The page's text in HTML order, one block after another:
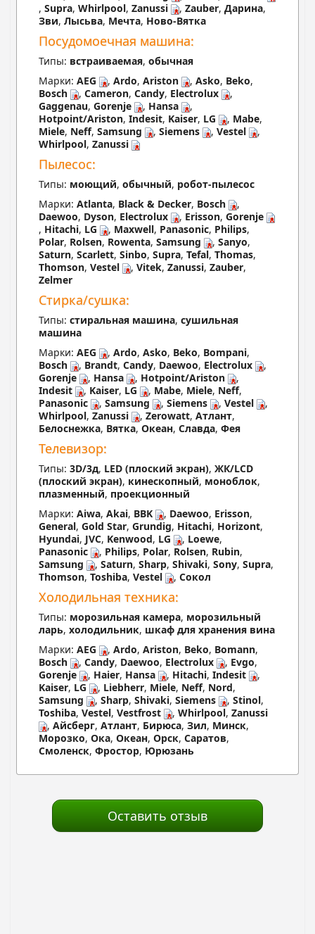
, Supra, Whirlpool, Zanussi , Zauber, Дарина,
Зви, Лысьва, Мечта, Ново-Вятка
Посудомоечная машина:
Типы: встраиваемая, обычная
Марки: AEG , Ardo, Ariston , Asko, Beko,
Bosch
, Cameron, Candy, Electrolux
,
Gaggenau, Gorenje , Hansa
,
Hotpoint/Ariston, Indesit, Kaiser, LG , Mabe,
Miele, Neff, Samsung , Siemens , Vestel
,
Whirlpool, Zanussi
Пылесос:
Типы: моющий, обычный, робот-пылесос
Марки: Atlanta, Black & Decker, Bosch
,
Daewoo, Dyson, Electrolux , Erisson, Gorenje
, Hitachi, LG , Maxwell, Panasonic, Philips,
Polar, Rolsen, Rowenta, Samsung , Sanyo,
Saturn, Scarlett, Sinbo, Supra, Tefal, Thomas,
Thomson, Vestel , Vitek, Zanussi, Zauber,
Zelmer
Стирка/сушка:
Типы: стиральная машина, сушильная
машина
Марки: AEG , Ardo, Asko, Beko, Bompani,
Bosch
, Brandt, Candy, Daewoo, Electrolux
,
Gorenje
, Hansa , Hotpoint/Ariston
,
Indesit
, Kaiser, LG , Mabe, Miele, Neff,
Panasonic
, Samsung , Siemens , Vestel
,
Whirlpool, Zanussi , Zerowatt, Атлант,
Белоснежка, Вятка, Океан, Славда, Фея
Телевизор:
Типы: 3D/3д, LED (плоский экран), ЖК/LCD
(плоский экран), кинескопный, моноблок,
плазменный, проекционный
Марки: Aiwa, Akai, BBK , Daewoo, Erisson,
General, Gold Star, Grundig, Hitachi, Horizont,
Hyundai, JVC, Kenwood, LG , Loewe,
Panasonic
, Philips, Polar, Rolsen, Rubin,
Samsung
, Saturn, Sharp, Shivaki, Sony, Supra,
Thomson, Toshiba, Vestel , Сокол
Холодильная техника:
Типы: морозильная камера, морозильный
ларь, холодильник, шкаф для хранения вина
Марки: AEG , Ardo, Ariston, Beko, Bomann,
Bosch
, Candy, Daewoo, Electrolux , Evgo,
Gorenje
, Haier, Hansa , Hitachi, Indesit
,
Kaiser, LG , Liebherr, Miele, Neff, Nord,
Samsung
, Sharp, Shivaki, Siemens , Stinol,
Toshiba, Vestel, Vestfrost , Whirlpool, Zanussi
, Айсберг, Атлант, Бирюса, Зил, Минск,
Морозко, Ока, Океан, Орск, Саратов,
Смоленск, Фростор, Юрюзань
Оставить отзыв